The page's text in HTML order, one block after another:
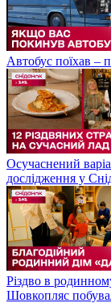
Автобус поїхав –
Осучаснений
дослідження у
Різдво в
Шовкопляс